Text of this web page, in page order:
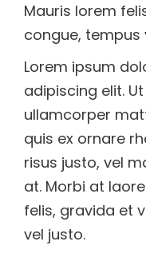
Mauris lorem
congue, tempus
Lorem ipsum
adipiscing elit.
ullamcorper
quis ex ornare
risus justo, vel
at. Morbi at
felis, gravida et
vel justo.